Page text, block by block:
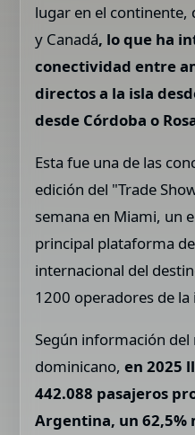
lugar en el continente,
y Canadá, lo que ha
conectividad entre
directos a la isla
desde Córdoba o
Esta fue una de las
edición del "Trade
semana en Miami, un
principal plataforma
internacional del
1200 operadores de
Según información
dominicano,en 2025
442.088 pasajeros
Argentina, un 62,5%